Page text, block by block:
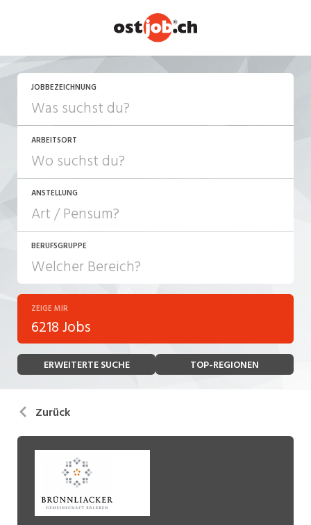
JOBBEZEICHNUNG
ARBEITSORT
ANSTELLUNG
JOB-TYP
Festanstellung
Temporär (befristet)
Freelance
Praktikum
Lehrstelle
Ferienjob
POSITION
BERUFSGRUPPE
Bank, Versicherung
Bau, Handwerk, Elektro
Bildung, Kunst, Design, Soziale Berufe, Sport
Einkauf, Logistik, Transport, Verkehr
Engineering, Technik, Architektur
Finanzen, Controlling, Treuhand, Recht
ZEIGE MIR
6218 Jobs
ERWEITERTE SUCHE TOP-REGIONEN
Zurück